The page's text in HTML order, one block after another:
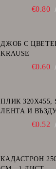
€0.80
ДЖОБ С
KRAUSE
€0.60
ПЛИК 320Х455,
ЛЕНТА И
€0.52
КАДАСТРОН 250 G/